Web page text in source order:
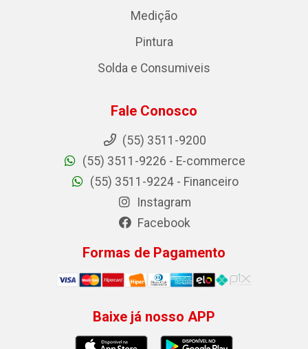
Medição
Pintura
Solda e Consumiveis
Fale Conosco
(55) 3511-9200
(55) 3511-9226 - E-commerce
(55) 3511-9224 - Financeiro
Instagram
Facebook
Formas de Pagamento
Baixe já nosso APP